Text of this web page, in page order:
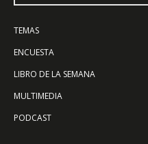
TEMAS
ENCUESTA
LIBRO DE LA SEMANA
MULTIMEDIA
PODCAST